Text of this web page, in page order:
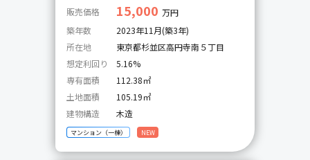
販売価格 15,000 万円
築年数
2023年11月(築3年)
所在地
東京都杉並区高円寺南５丁目
想定利回り
5.16%
専有面積
112.38㎡
土地面積
105.19㎡
建物構造
木造
マンション（一棟） NEW